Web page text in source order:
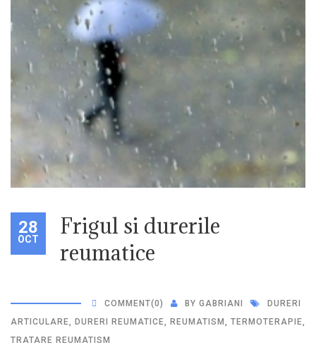
28
OCT
Frigul si durerile
reumatice
COMMENT(0) BY GABRIANI
DURERI
ARTICULARE
DURERI REUMATICE REUMATISM TERMOTERAPIE
TRATARE REUMATISM